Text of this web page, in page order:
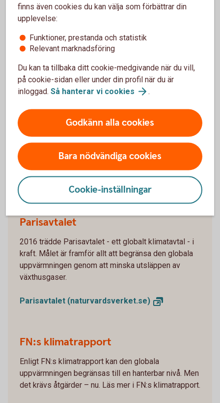
Din chans att bidra
Mer information
Agenda 2030 består av 17 globala mål för hållbar
utveckling. De syftar bland annat till att utrota
fattigdom, stoppa klimatförändringar och skapa
fredliga, trygga samhällen.
FN:s hållbarhetsmål
Parisavtalet
2016 trädde Parisavtalet - ett globalt klimatavtal - i
kraft. Målet är framför allt att begränsa den globala
uppvärmningen genom att minska utsläppen av
växthusgaser.
Parisavtalet (naturvardsverket.se)
FN:s klimatrapport
Enligt FN:s klimatrapport kan den globala
uppvärmningen begränsas till en hanterbar nivå. Men
det krävs åtgärder – nu. Läs mer i FN:s klimatrapport.
finns även cookies du kan välja som förbättrar din
upplevelse:
Funktioner, prestanda och statistik
Relevant marknadsföring
Du kan ta tillbaka ditt cookie-medgivande när du vill,
på cookie-sidan eller under din profil när du är
inloggad. Så hanterar vi cookies .
Godkänn alla cookies
Bara nödvändiga cookies
Cookie-inställningar